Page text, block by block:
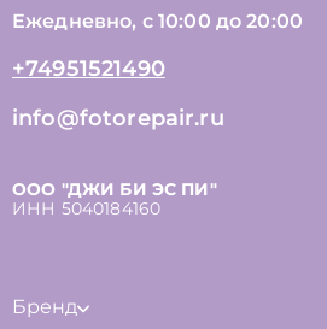
Ежедневно, с 10:00 до 20:00
+74951521490
info@fotorepair.ru
ООО "ДЖИ БИ ЭС ПИ"
ИНН 5040184160
Бренд